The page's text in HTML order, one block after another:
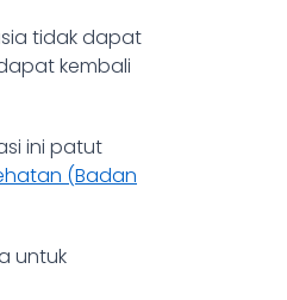
tidak dapat
kembali
ini patut
(Badan
untuk